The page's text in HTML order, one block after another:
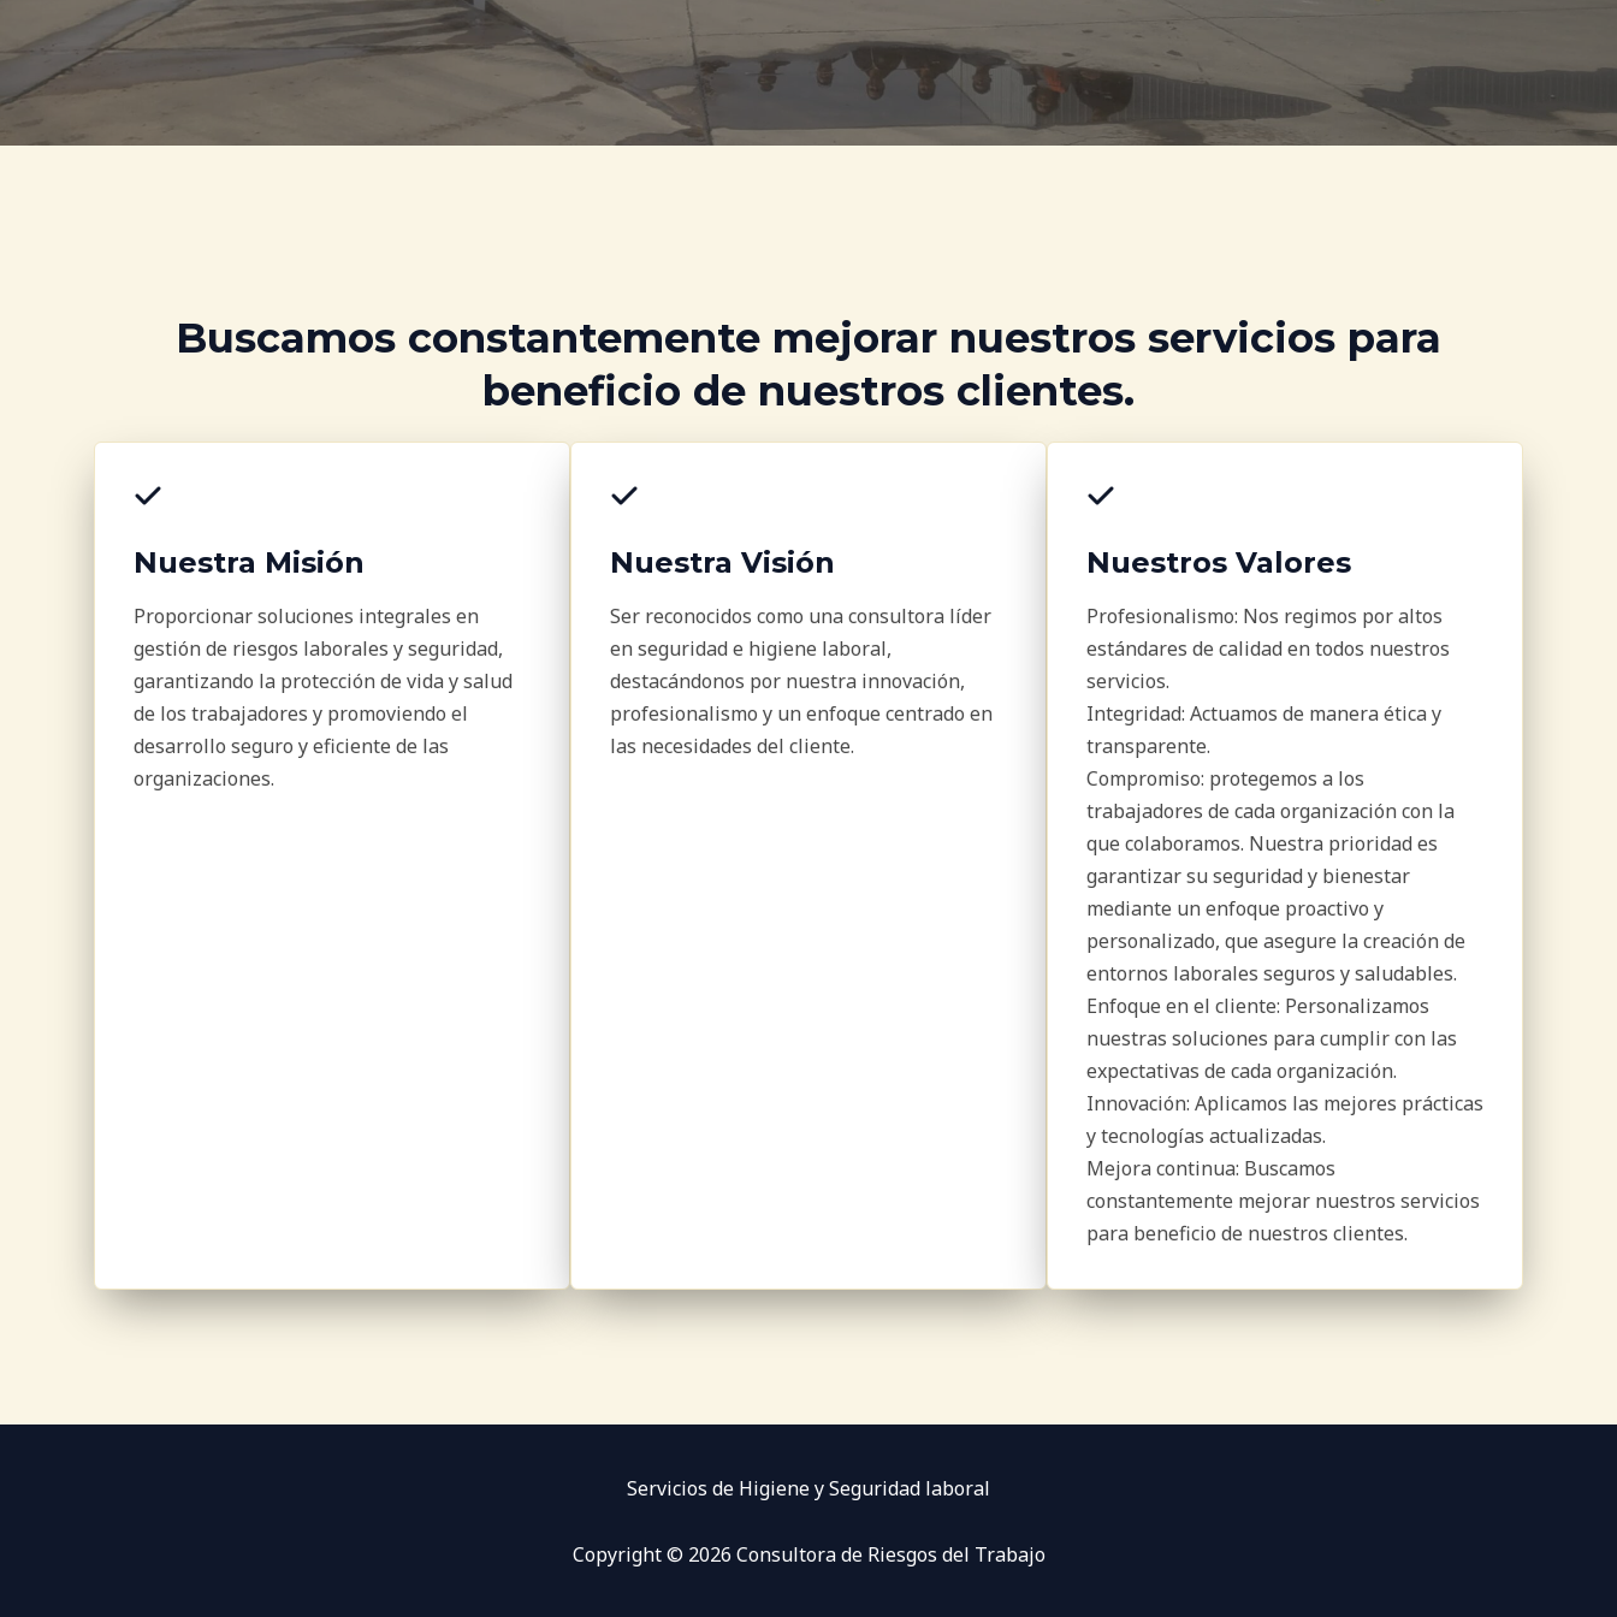
Buscamos constantemente mejorar nuestros servicios para
beneficio de nuestros clientes.
Nuestra Misión
Proporcionar soluciones integrales en
gestión de riesgos laborales y seguridad,
garantizando la protección de vida y salud
de los trabajadores y promoviendo el
desarrollo seguro y eficiente de las
organizaciones.
Nuestra Visión
Ser reconocidos como una consultora líder
en seguridad e higiene laboral,
destacándonos por nuestra innovación,
profesionalismo y un enfoque centrado en
las necesidades del cliente.
Nuestros Valores
Profesionalismo: Nos regimos por altos
estándares de calidad en todos nuestros
servicios.
Integridad: Actuamos de manera ética y
transparente.
Compromiso: protegemos a los
trabajadores de cada organización con la
que colaboramos. Nuestra prioridad es
garantizar su seguridad y bienestar
mediante un enfoque proactivo y
personalizado, que asegure la creación de
entornos laborales seguros y saludables.
Enfoque en el cliente: Personalizamos
nuestras soluciones para cumplir con las
expectativas de cada organización.
Innovación: Aplicamos las mejores prácticas
y tecnologías actualizadas.
Mejora continua: Buscamos
constantemente mejorar nuestros servicios
para beneficio de nuestros clientes.
Servicios de Higiene y Seguridad laboral
Copyright © 2026 Consultora de Riesgos del Trabajo